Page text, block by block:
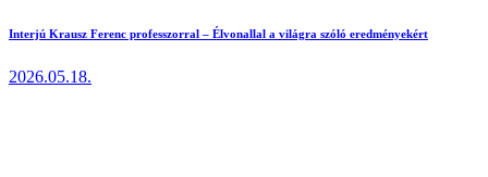
Interjú Krausz Ferenc professzorral – Élvonallal a világra szóló eredményekért
2026.05.18.